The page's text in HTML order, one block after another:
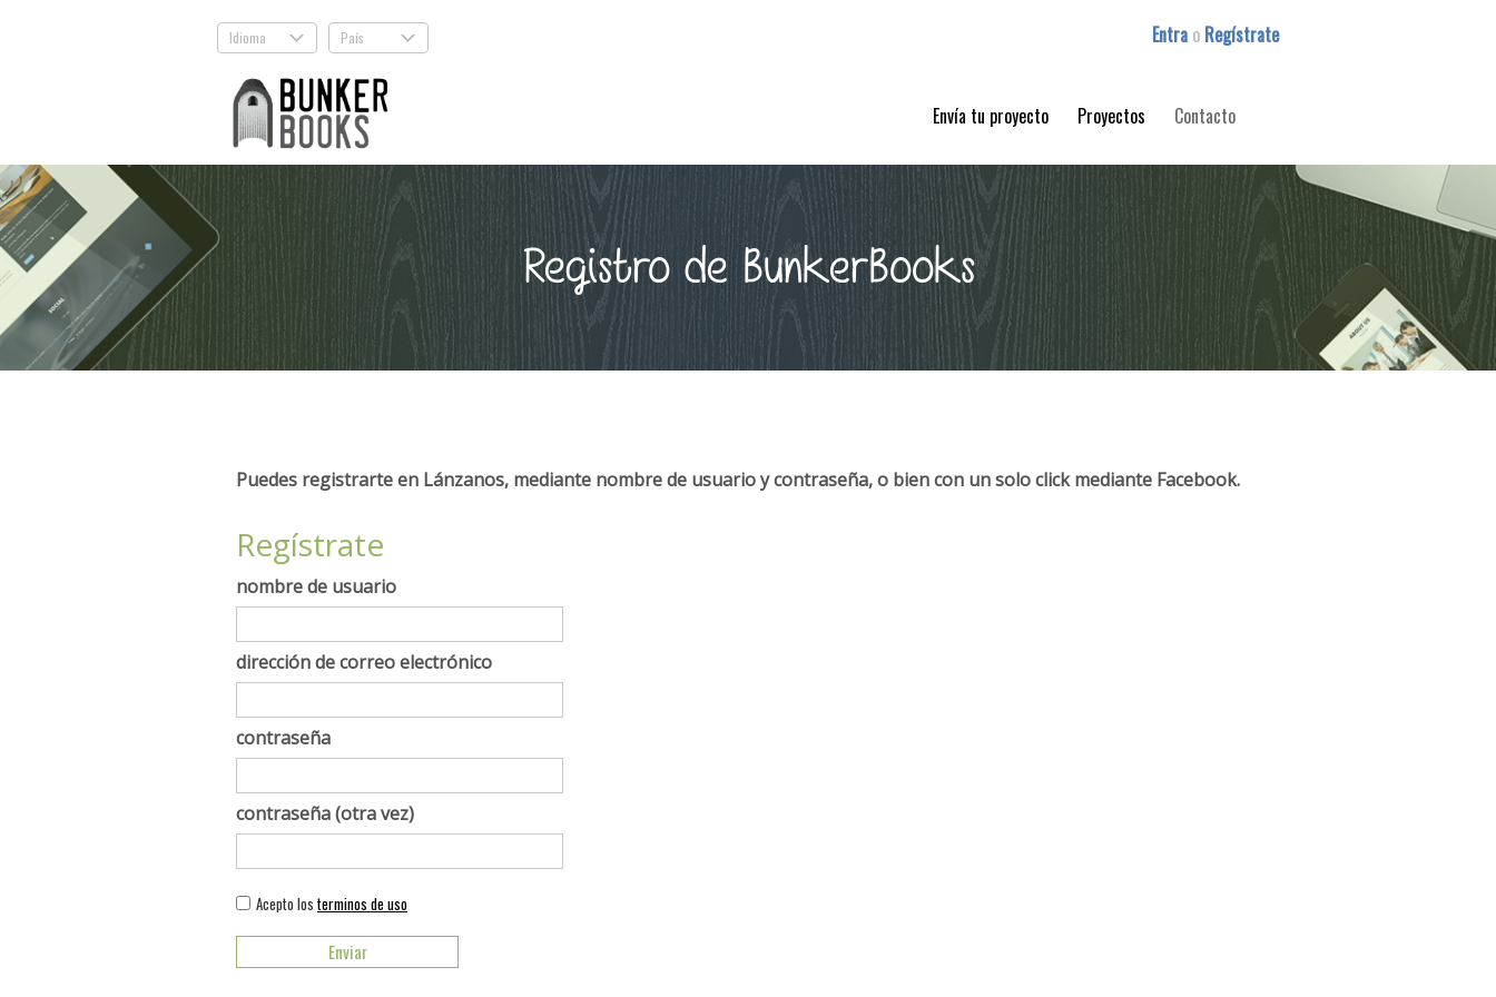
Idioma . País . Entra o Regístrate
Envía tu proyecto Proyectos Contacto
Registro de BunkerBooks
Puedes registrarte en Lánzanos, mediante nombre de usuario y contraseña, o bien con un solo click mediante Facebook.
Regístrate
nombre de usuario
dirección de correo electrónico
contraseña
contraseña (otra vez)
Acepto los terminos de uso